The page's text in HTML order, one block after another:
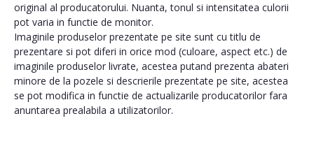
original al producatorului. Nuanta, tonul si intensitatea culorii
pot varia in functie de monitor.
Imaginile produselor prezentate pe site sunt cu titlu de
prezentare si pot diferi in orice mod (culoare, aspect etc.) de
imaginile produselor livrate, acestea putand prezenta abateri
minore de la pozele si descrierile prezentate pe site, acestea
se pot modifica in functie de actualizarile producatorilor fara
anuntarea prealabila a utilizatorilor.